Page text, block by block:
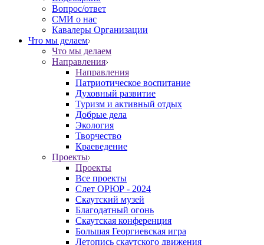
Вопрос/ответ
СМИ о нас
Кавалеры Организации
Что мы делаем
Что мы делаем
Направления
Направления
Патриотическое воспитание
Духовный развитие
Туризм и активный отдых
Добрые дела
Экология
Творчество
Краеведение
Проекты
Проекты
Все проекты
Слет ОРЮР - 2024
Скаутский музей
Благодатный огонь
Cкаутская конференция
Большая Георгиевская игра
Летопись скаутского движения